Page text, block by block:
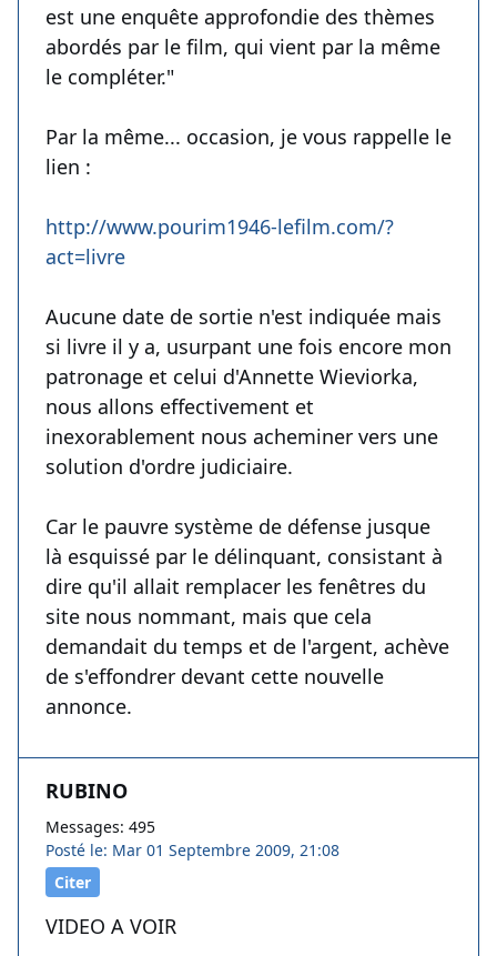
est une enquête approfondie des thèmes
abordés par le film, qui vient par la même
le compléter."
Par la même... occasion, je vous rappelle le
lien :
http://www.pourim1946-lefilm.com/?
act=livre
Aucune date de sortie n'est indiquée mais
si livre il y a, usurpant une fois encore mon
patronage et celui d'Annette Wieviorka,
nous allons effectivement et
inexorablement nous acheminer vers une
solution d'ordre judiciaire.
Car le pauvre système de défense jusque
là esquissé par le délinquant, consistant à
dire qu'il allait remplacer les fenêtres du
site nous nommant, mais que cela
demandait du temps et de l'argent, achève
de s'effondrer devant cette nouvelle
annonce.
RUBINO
Messages: 495
Posté le: Mar 01 Septembre 2009, 21:08
Citer
VIDEO A VOIR